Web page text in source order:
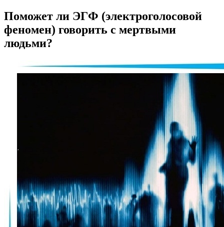
Поможет ли ЭГФ (электроголосовой
феномен) говорить с мертвыми
людьми?